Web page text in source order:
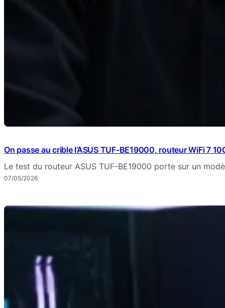
On passe au crible l’ASUS TUF-BE19000, routeur WiFi 7
Le test du routeur ASUS TUF-BE19000 porte sur un
07/05/2026